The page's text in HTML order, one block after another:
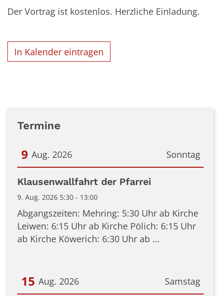
Der Vortrag ist kostenlos. Herzliche Einladung.
In Kalender eintragen
Termine
Sonntag
9 Aug. 2026
Datum: 9. August 2026
Klausenwallfahrt der Pfarrei
9. Aug. 2026 5:30 - 13:00
Abgangszeiten: Mehring: 5:30 Uhr ab Kirche
Leiwen: 6:15 Uhr ab Kirche Pölich: 6:15 Uhr
ab Kirche Köwerich: 6:30 Uhr ab ...
Samstag
15 Aug. 2026